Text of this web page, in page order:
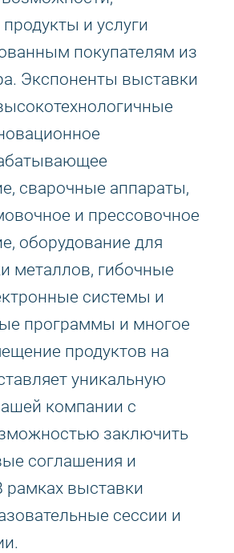
и услуги
покупателям из
Экспоненты выставки
сварочные аппараты,
и прессовочное
оборудование для
металлов, гибочные
системы и
программы и многое
продуктов на
уникальную
компании с
заключить
соглашения и
рамках выставки
сессии и